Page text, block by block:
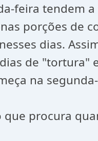
feira tendem
porções de
dias.
de
na
que procura